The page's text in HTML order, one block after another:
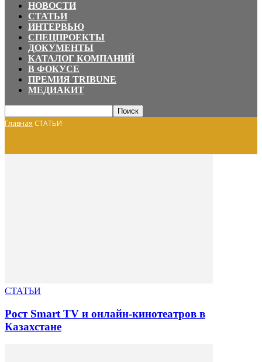
НОВОСТИ
СТАТЬИ
ИНТЕРВЬЮ
СПЕЦПРОЕКТЫ
ДОКУМЕНТЫ
КАТАЛОГ КОМПАНИЙ
В ФОКУСЕ
ПРЕМИЯ TRIBUNE
МЕДИАКИТ
Главная СТАТЬИ
СТАТЬИ
Рост Smart TV и онлайн-кинотеатров в
Казахстане